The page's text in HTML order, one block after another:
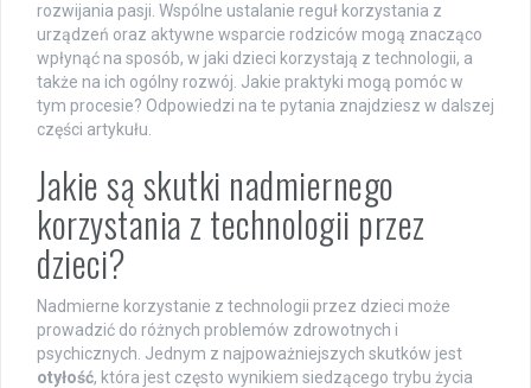
rozwijania pasji. Wspólne ustalanie reguł korzystania z
urządzeń oraz aktywne wsparcie rodziców mogą znacząco
wpłynąć na sposób, w jaki dzieci korzystają z technologii, a
także na ich ogólny rozwój. Jakie praktyki mogą pomóc w
tym procesie? Odpowiedzi na te pytania znajdziesz w dalszej
części artykułu.
Jakie są skutki nadmiernego
korzystania z technologii przez
dzieci?
Nadmierne korzystanie z technologii przez dzieci może
prowadzić do różnych problemów zdrowotnych i
psychicznych. Jednym z najpoważniejszych skutków jest
otyłość, która jest często wynikiem siedzącego trybu życia